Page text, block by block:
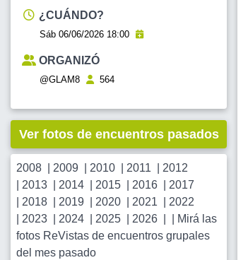
¿CUÁNDO?
Sáb 06/06/2026 18:00
ORGANIZÓ
@GLAM8 564
Ver fotos de encuentros pasados
2008 2009 2010 2011
2012
2013 2014 2015 2016
2017
2018 2019 2020 2021
2022
2023 2024 2025 2026
Mirá las
fotos ReVistas de encuentros grupales
del mes pasado